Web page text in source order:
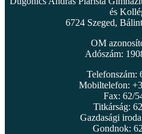
és
6724 Szeged,
OM
Adószám:
Telefonszám:
Mobiltelefon:
Fax: 62/
Titkárság:
Gazdasági
Gondnok: